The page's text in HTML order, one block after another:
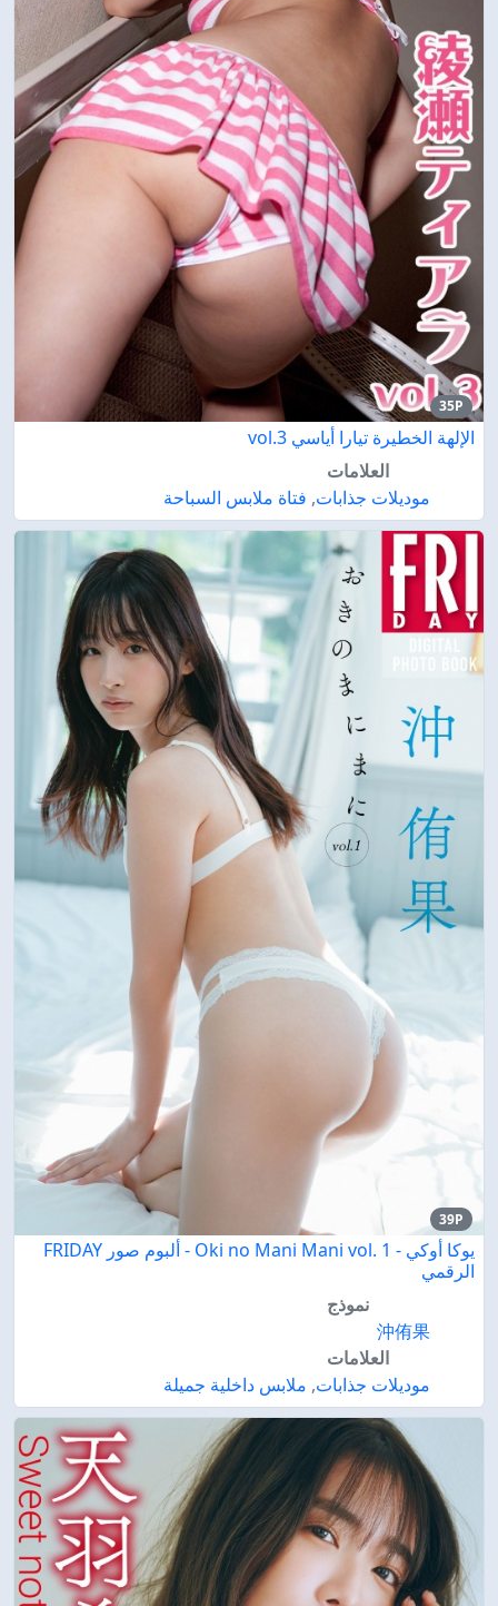
35P
الإلهة الخطيرة تيارا أياسي vol.3
العلامات
موديلات جذابات, فتاة ملابس السباحة
39P
يوكا أوكي - Oki no Mani Mani vol. 1 - ألبوم صور FRIDAY
الرقمي
نموذج
沖侑果
العلامات
موديلات جذابات, ملابس داخلية جميلة